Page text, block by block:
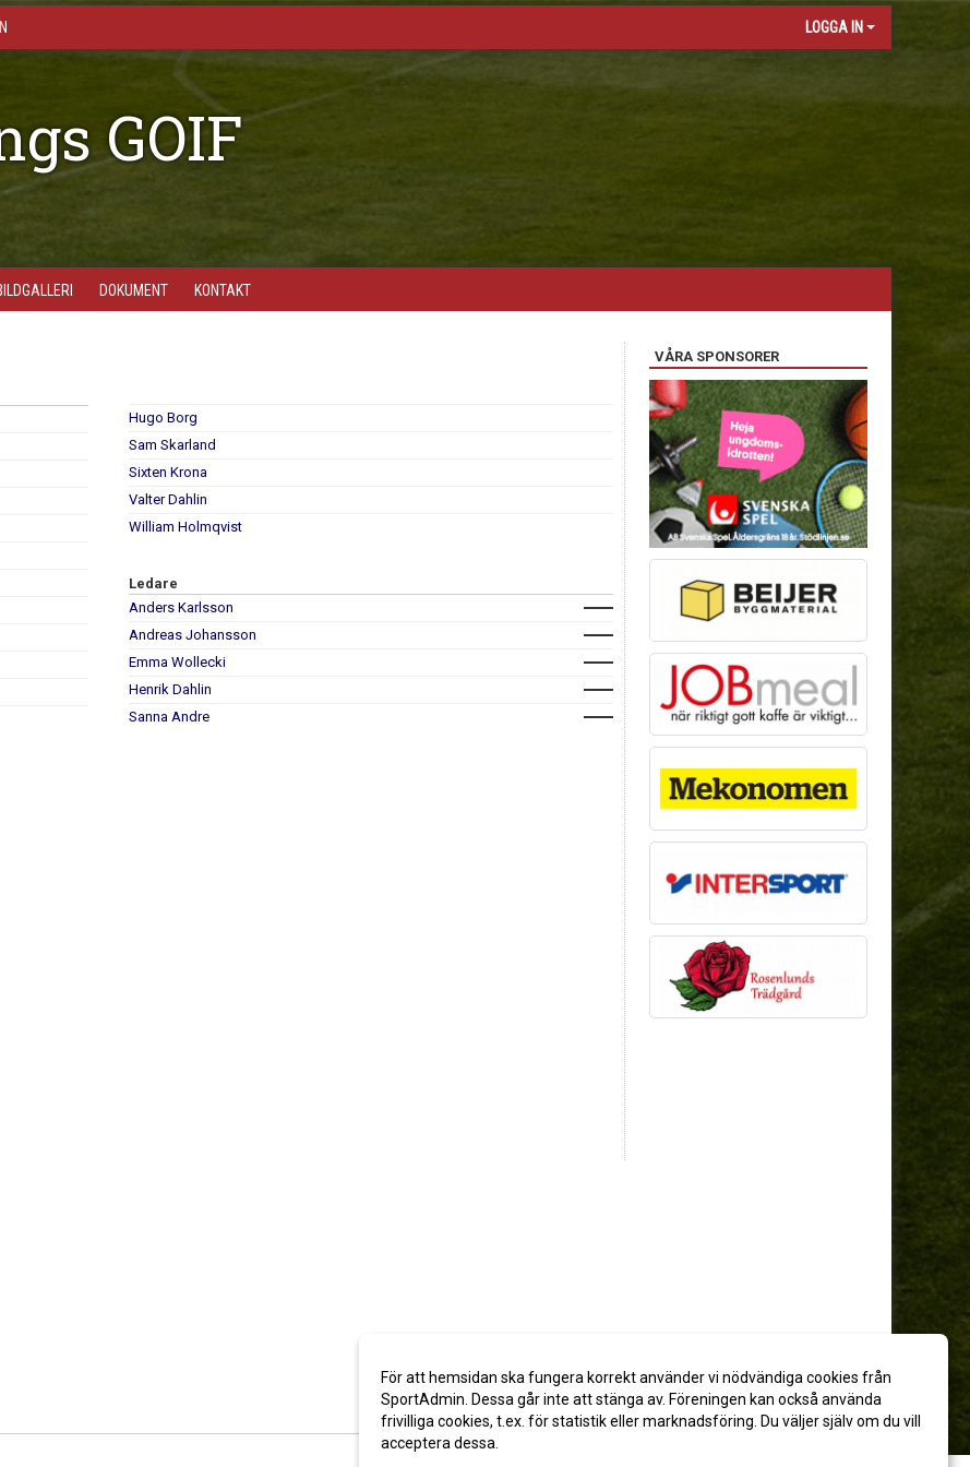
LOGGA IN
GOIF
DOKUMENT KONTAKT
Hugo Borg
Sam Skarland
Sixten Krona
Valter Dahlin
William Holmqvist
Ledare
Anders Karlsson
Andreas Johansson
Emma Wollecki
Henrik Dahlin
Sanna Andre
VÅRA SPONSORER
För att hemsidan ska fungera korrekt använder vi nödvändiga cookies från
SportAdmin. Dessa går inte att stänga av. Föreningen kan också använda
frivilliga cookies, t.ex. för statistik eller marknadsföring. Du väljer själv om du vill
acceptera dessa.